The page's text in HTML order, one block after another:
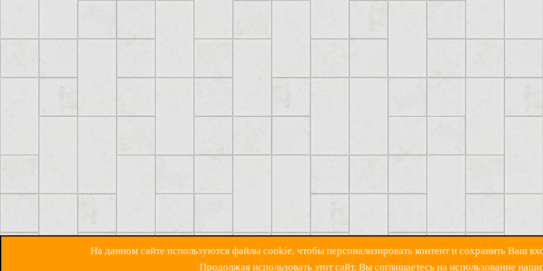
На данном сайте используются файлы cookie, чтобы персонализировать контент и сохранить Ваш
Продолжая использовать этот сайт, Вы соглашаетесь на использование